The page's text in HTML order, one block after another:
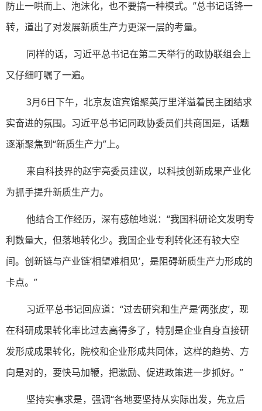
防止一哄而上、泡沫化，也不要搞一种模式。”总书记话锋一
转，道出了对发展新质生产力更深一层的考量。
同样的话，习近平总书记在第二天举行的政协联组会上
又仔细叮嘱了一遍。
3月6日下午，北京友谊宾馆聚英厅里洋溢着民主团结求
实奋进的氛围。习近平总书记同政协委员们共商国是，话题
逐渐聚焦到“新质生产力”上。
来自科技界的赵宇亮委员建议，以科技创新成果产业化
为抓手提升新质生产力。
他结合工作经历，深有感触地说：“我国科研论文发明专
利数量大，但落地转化少。我国企业专利转化还有较大空
间。创新链与产业链‘相望难相见’，是阻碍新质生产力形成的
卡点。”
习近平总书记回应道：“过去研究和生产是‘两张皮’，现
在科研成果转化率比过去高得多了，特别是企业自身直接研
发形成成果转化，院校和企业形成共同体，这样的趋势、方
向是对的，要快马加鞭，把激励、促进政策进一步抓好。”
坚持实事求是，强调“各地要坚持从实际出发，先立后